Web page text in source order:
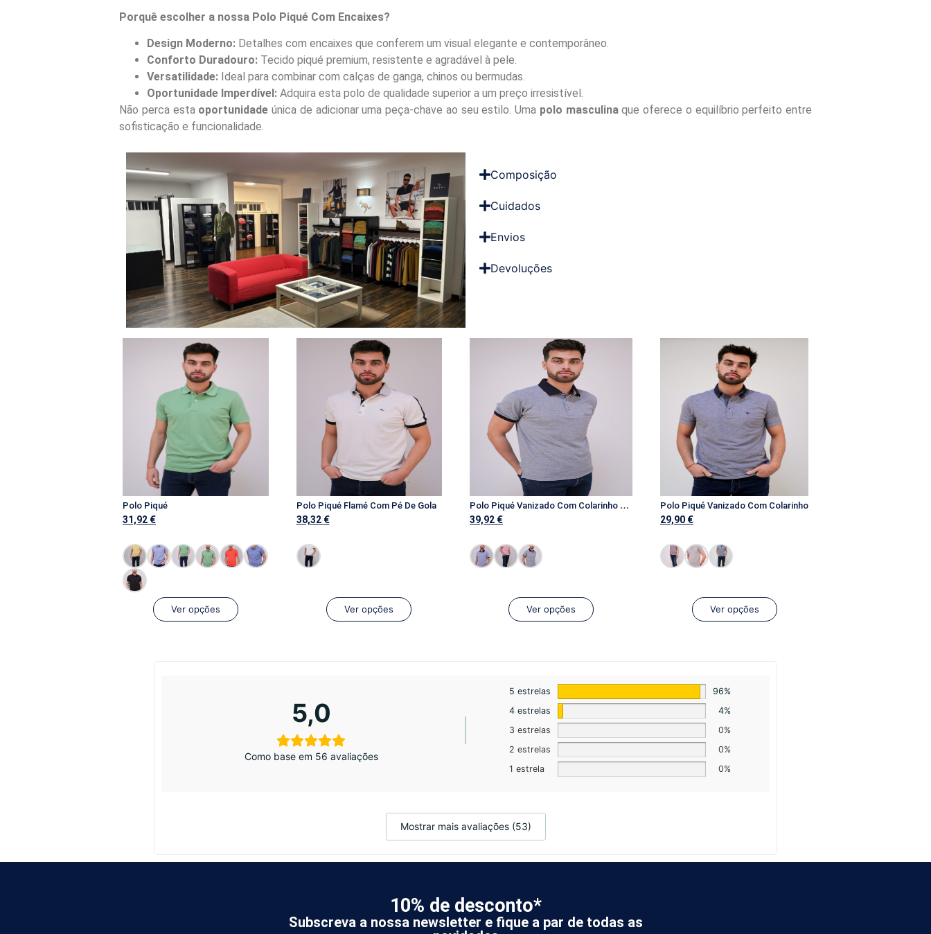
Porquê escolher a nossa Polo Piqué Com Encaixes?
Design Moderno: Detalhes com encaixes que conferem um visual elegante e contemporâneo.
Conforto Duradouro: Tecido piqué premium, resistente e agradável à pele.
Versatilidade: Ideal para combinar com calças de ganga, chinos ou bermudas.
Oportunidade Imperdível: Adquira esta polo de qualidade superior a um preço irresistível.
Não perca esta oportunidade única de adicionar uma peça-chave ao seu estilo. Uma polo masculinaque oferece o equilíbrio perfeito entre
sofisticação e funcionalidade.
Composição
Cuidados
Envios
Devoluções
Polo Piqué
31,92 €
Ver opções
Polo Piqué Flamé Com Pé De Gola
38,32 €
Ver opções
P
olo Piqué Vanizado Com Colarinho E Bolso Interior
39,92 €
Ver opções
Polo Piqué Vanizado Com Colarinho
29,90 €
Ver opções
5,0
Como base em 56 avaliações
5 estrelas
96%
4 estrelas
4%
3 estrelas
0%
2 estrelas
0%
1 estrela
0%
Mostrar mais avaliações (53)
10% de desconto*
Subscreva a nossa newsletter e fique a par de todas as